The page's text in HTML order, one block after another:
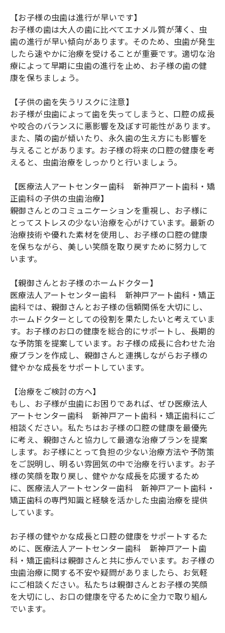
【お子様の虫歯は進行が早いです】
お子様の歯は大人の歯に比べてエナメル質が薄く、虫
歯の進行が早い傾向があります。そのため、虫歯が発生
したら速やかに治療を受けることが重要です。適切な治
療によって早期に虫歯の進行を止め、お子様の歯の健
康を保ちましょう。
【子供の歯を失うリスクに注意】
お子様が虫歯によって歯を失ってしまうと、口腔の成長
や咬合のバランスに悪影響を及ぼす可能性があります。
また、隣の歯が傾いたり、永久歯の生え方にも影響を
与えることがあります。お子様の将来の口腔の健康を考
えると、虫歯治療をしっかりと行いましょう。
【医療法人アートセンター歯科 新神戸アート歯科・矯
正歯科の子供の虫歯治療】
親御さんとのコミュニケーションを重視し、お子様に
とってストレスの少ない治療を心がけています。最新の
治療技術や優れた素材を使用し、お子様の口腔の健康
を保ちながら、美しい笑顔を取り戻すために努力して
います。
【親御さんとお子様のホームドクター】
医療法人アートセンター歯科 新神戸アート歯科・矯正
歯科では、親御さんとお子様の信頼関係を大切にし、
ホームドクターとしての役割を果たしたいと考えていま
す。お子様のお口の健康を総合的にサポートし、長期的
な予防策を提案しています。お子様の成長に合わせた治
療プランを作成し、親御さんと連携しながらお子様の
健やかな成長をサポートしています。
【治療をご検討の方へ】
もし、お子様が虫歯にお困りであれば、ぜひ医療法人
アートセンター歯科 新神戸アート歯科・矯正歯科にご
相談ください。私たちはお子様の口腔の健康を最優先
に考え、親御さんと協力して最適な治療プランを提案
します。お子様にとって負担の少ない治療方法や予防策
をご説明し、明るい雰囲気の中で治療を行います。お子
様の笑顔を取り戻し、健やかな成長を応援するため
に、医療法人アートセンター歯科 新神戸アート歯科・
矯正歯科の専門知識と経験を活かした虫歯治療を提供
しています。
お子様の健やかな成長と口腔の健康をサポートするた
めに、医療法人アートセンター歯科 新神戸アート歯
科・矯正歯科は親御さんと共に歩んでいます。お子様の
虫歯治療に関する不安や疑問がありましたら、お気軽
にご相談ください。私たちは親御さんとお子様の笑顔
を大切にし、お口の健康を守るために全力で取り組ん
でいます。